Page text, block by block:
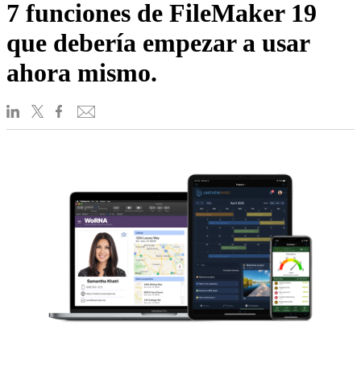
7 funciones de FileMaker 19
que debería empezar a usar
ahora mismo.